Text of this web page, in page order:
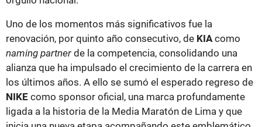
Uno de los momentos más significativos fue la
renovación, por quinto año consecutivo, de KIA como
naming partner de la competencia, consolidando una
alianza que ha impulsado el crecimiento de la carrera en
los últimos años. A ello se sumó el esperado regreso de
NIKE como sponsor oficial, una marca profundamente
ligada a la historia de la Media Maratón de Lima y que